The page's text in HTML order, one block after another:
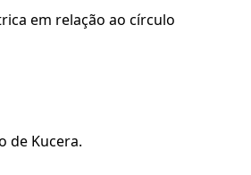
em relação ao círculo
de Kucera.